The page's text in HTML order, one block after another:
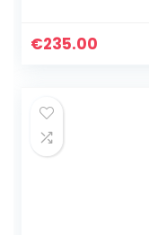
gamen;
€235.00